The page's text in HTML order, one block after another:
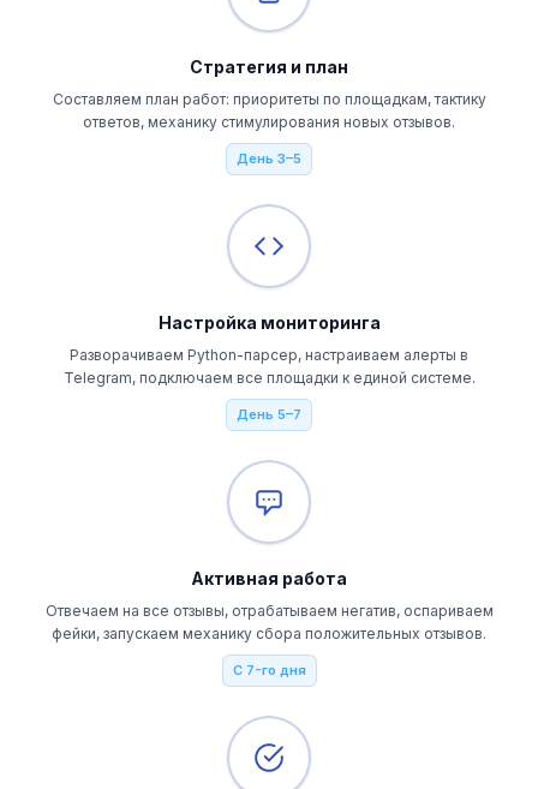
Стратегия и план
Составляем план работ: приоритеты по площадкам, тактику
ответов, механику стимулирования новых отзывов.
День 3–5
Настройка мониторинга
Разворачиваем Python-парсер, настраиваем алерты в
Telegram, подключаем все площадки к единой системе.
День 5–7
Активная работа
Отвечаем на все отзывы, отрабатываем негатив, оспариваем
фейки, запускаем механику сбора положительных отзывов.
С 7-го дня